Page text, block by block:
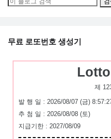
무료 로또번호 생성기
제
발 행 일 : 2026/08/07 (금)
추 첨 일 : 2026/08/08 (토)
지급기한 : 2027/08/09